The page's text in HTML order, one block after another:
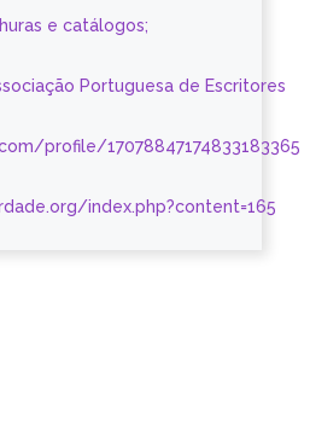
e catálogos;
Portuguesa de Escritores
profile/17078847174833183365
index.php?content=165